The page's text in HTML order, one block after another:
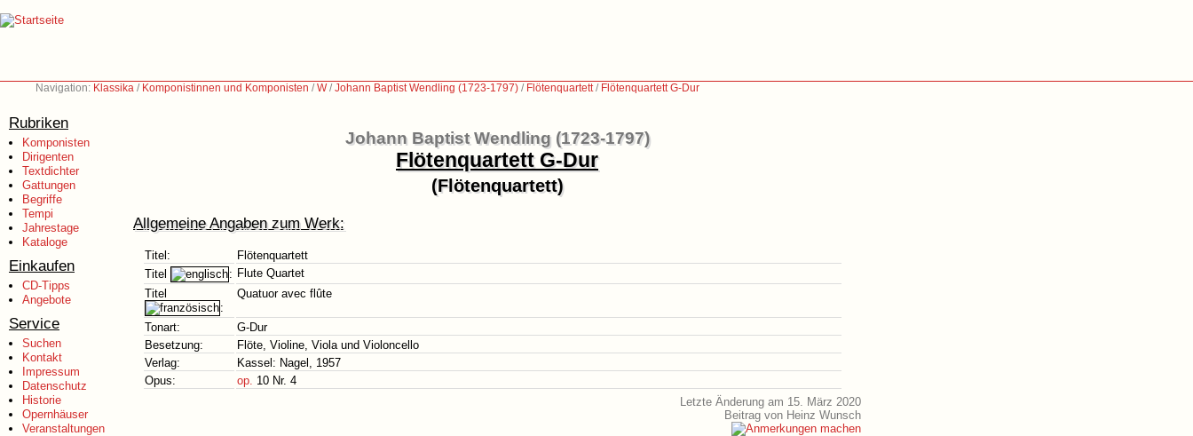
Navigation: Klassika / Komponistinnen und Komponisten /W/Johann Baptist Wendling (1723-1797) / Flötenquartett/ Flötenquartett G-Dur
Rubriken
Komponisten
Dirigenten
Textdichter
Gattungen
Begriffe
Tempi
Jahrestage
Kataloge
Einkaufen
CD-Tipps
Angebote
Service
Suchen
Kontakt
Impressum
Datenschutz
Historie
Opernhäuser
Veranstaltungen
Johann Baptist Wendling (1723-1797)
Flötenquartett G-Dur
(Flötenquartett)
Allgemeine Angaben zum Werk:
Titel:
Flötenquartett
Titel
: Flute Quartet
Titel
:
Quatuor avec flûte
Tonart:
G-Dur
Besetzung:
Flöte, Violine, Viola und Violoncello
Verlag:
Kassel: Nagel, 1957
Opus:
op. 10 Nr. 4
Letzte Änderung am 15. März 2020
Beitrag von Heinz Wunsch